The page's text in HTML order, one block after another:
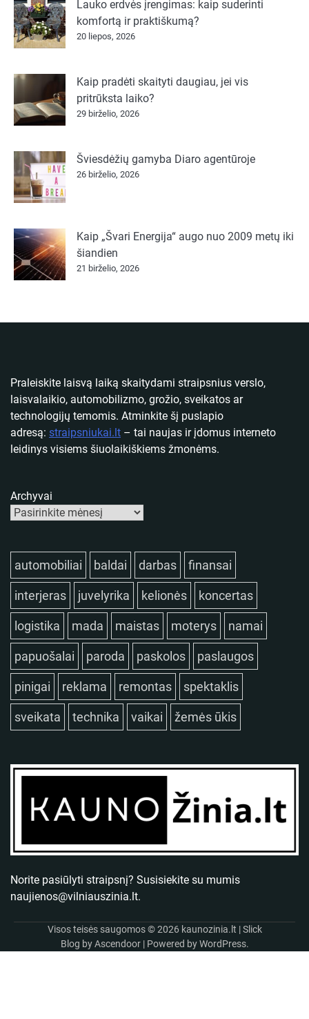
Lauko erdvės įrengimas: kaip suderinti
komfortą ir praktiškumą?
20 liepos, 2026
Kaip pradėti skaityti daugiau, jei vis
pritrūksta laiko?
29 birželio, 2026
Šviesdėžių gamyba Diaro agentūroje
26 birželio, 2026
Kaip „Švari Energija“ augo nuo 2009 metų iki
šiandien
21 birželio, 2026
Praleiskite laisvą laiką skaitydami straipsnius verslo,
laisvalaikio, automobilizmo, grožio, sveikatos ar
technologijų temomis. Atminkite šį puslapio
adresą: straipsniukai.lt – tai naujas ir įdomus interneto
leidinys visiems šiuolaikiškiems žmonėms.
Archyvai
automobiliai baldai darbas finansai
interjeras juvelyrika kelionės koncertas
logistika mada maistas moterys namai
papuošalai paroda paskolos paslaugos
pinigai reklama remontas spektaklis
sveikata technika vaikai žemės ūkis
Norite pasiūlyti straipsnį? Susisiekite su mumis
naujienos@vilniauszinia.lt.
Visos teisės saugomos © 2026 kaunozinia.lt | Slick
Blog byAscendoor| Powered byWordPress.